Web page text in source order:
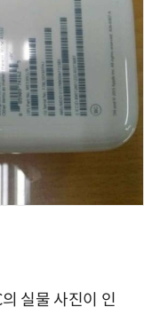
실물 사진이 인